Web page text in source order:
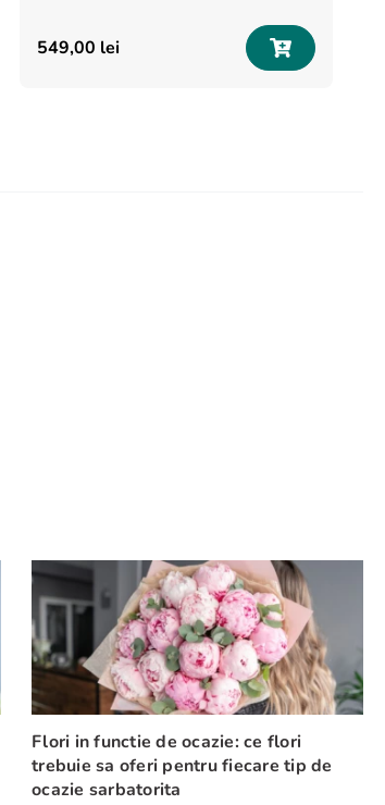
549,00 lei
Flori in functie de ocazie: ce flori
trebuie sa oferi pentru fiecare tip de
ocazie sarbatorita